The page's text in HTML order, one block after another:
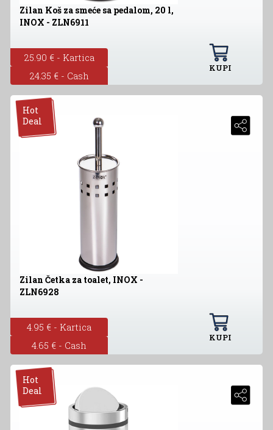
Zilan Koš za smeće sa pedalom, 20 l,
INOX - ZLN6911
25.90 € - Kartica
24.35 € - Cash
KUPI
Hot
Deal
Zilan Četka za toalet, INOX -
ZLN6928
4.95 € - Kartica
4.65 € - Cash
KUPI
Hot
Deal